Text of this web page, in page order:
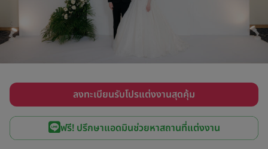
ลงทะเบียนรับโปรแต่งงานสุดคุ้ม
ฟรี! ปรึกษาแอดมินช่วยหาสถานที่แต่งงาน